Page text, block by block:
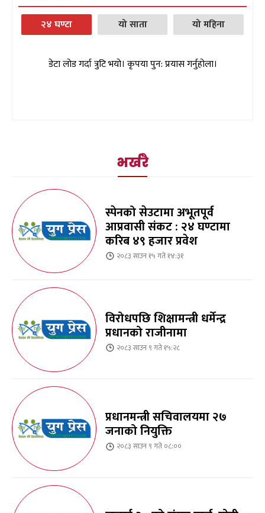
२४ घण्टा यो साता यो महिना
डेटा लोड गर्दा त्रुटि भयो। कृपया पुन: प्रयास गर्नुहोला।
भर्खरै
स्पेनको सेउटामा अभूतपूर्व
आप्रवासी संकट : २४ घण्टामा
करिब ४९ हजार प्रवेश
२०८३ साउन १५ गते १४:३१
विरोधपछि शिक्षामन्त्री धर्मेन्द्र
प्रधानको राजीनामा
२०८३ साउन ९ गते १५:२८
प्रधानमन्त्री सचिवालयमा २७
जनाको नियुक्ति
२०८३ साउन ९ गते ०८:००